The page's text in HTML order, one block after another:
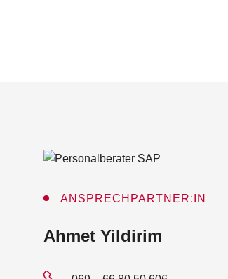
ANSPRECHPARTNER:IN
:
Ahmet Yildirim